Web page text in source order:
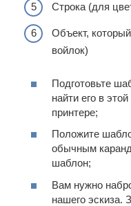
Строка (для
Объект,
войлок)
Подготовьте
найти его в
принтере;
Положите
обычным
шаблон;
Вам нужно
нашего эскиза.